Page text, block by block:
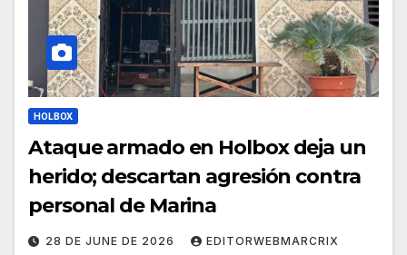
HOLBOX
Ataque armado en Holbox deja un
herido; descartan agresión contra
personal de Marina
28 DE JUNE DE 2026 EDITORWEBMARCRIX